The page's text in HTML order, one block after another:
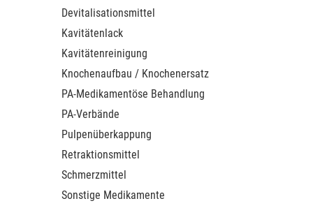
Devitalisationsmittel
Kavitätenlack
Kavitätenreinigung
Knochenaufbau / Knochenersatz
PA-Medikamentöse Behandlung
PA-Verbände
Pulpenüberkappung
Retraktionsmittel
Schmerzmittel
Sonstige Medikamente